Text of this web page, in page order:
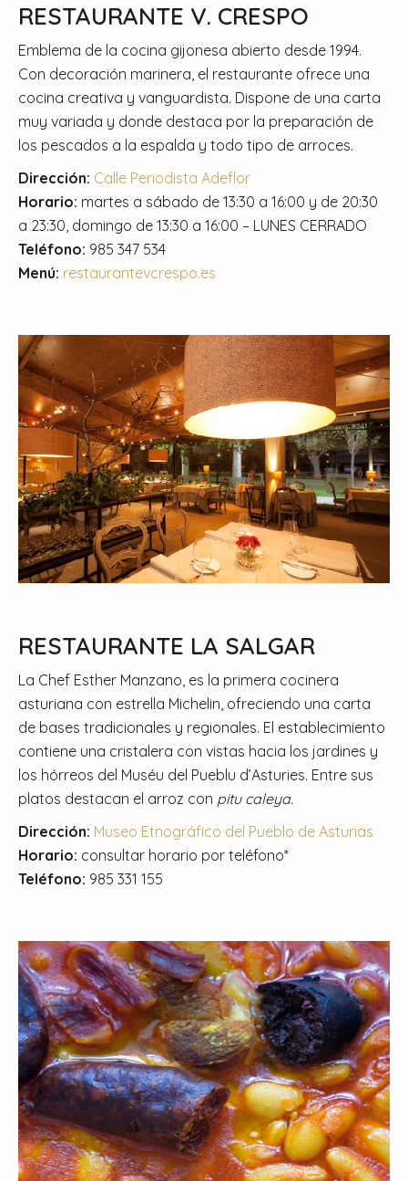
RESTAURANTE V. CRESPO
Emblema de la cocina gijonesa abierto desde 1994.
Con decoración marinera, el restaurante ofrece una
cocina creativa y vanguardista. Dispone de una carta
muy variada y donde destaca por la preparación de
los pescados a la espalda y todo tipo de arroces.
Dirección: Calle Periodista Adeflor
Horario: martes a sábado de 13:30 a 16:00 y de 20:30
a 23:30, domingo de 13:30 a 16:00 – LUNES CERRADO
Teléfono: 985 347 534
Menú: restaurantevcrespo.es
RESTAURANTE LA SALGAR
La Chef Esther Manzano, es la primera cocinera
asturiana con estrella Michelin, ofreciendo una carta
de bases tradicionales y regionales. El establecimiento
contiene una cristalera con vistas hacia los jardines y
los hórreos del Muséu del Pueblu d’Asturies. Entre sus
platos destacan el arroz con pitu caleya.
Dirección: Museo Etnográfico del Pueblo de Asturias
Horario: consultar horario por teléfono*
Teléfono: 985 331 155